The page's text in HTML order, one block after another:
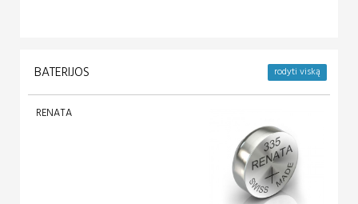
BATERIJOS rodyti viską
RENATA